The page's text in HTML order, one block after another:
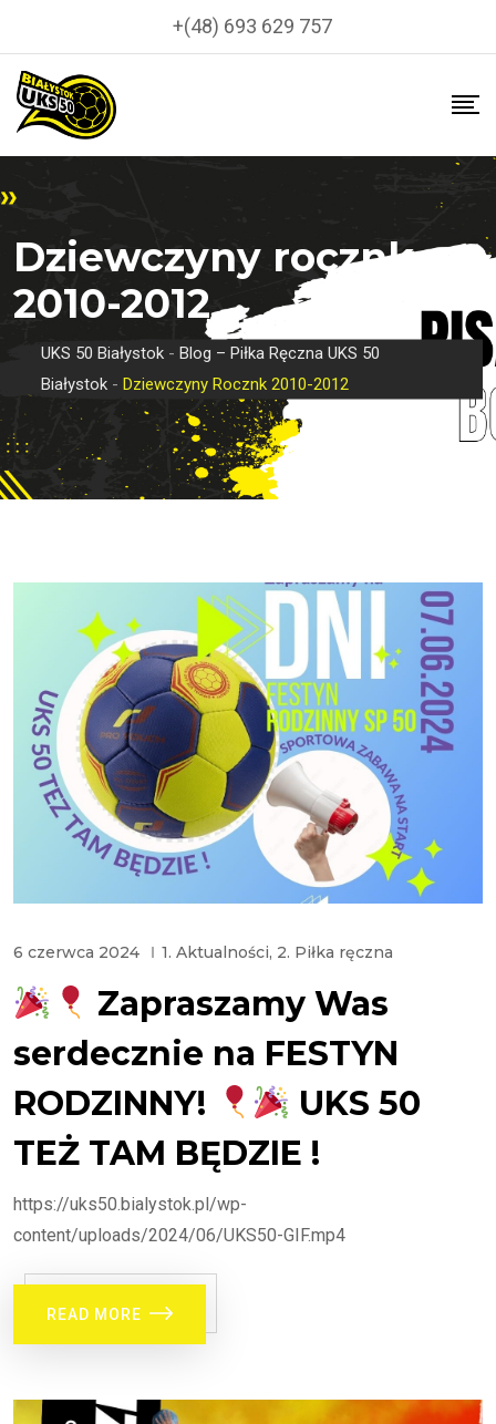
+(48) 693 629 757
Dziewczyny rocznk
2010-2012
UKS 50 Białystok - Blog – Piłka Ręczna UKS 50
Białystok - Dziewczyny Rocznk 2010-2012
6 czerwca 2024 1. Aktualności, 2. Piłka ręczna
Zapraszamy Was
serdecznie na FESTYN
RODZINNY!
UKS 50
TEŻ TAM BĘDZIE !
https://uks50.bialystok.pl/wp-
content/uploads/2024/06/UKS50-GIF.mp4
READ MORE